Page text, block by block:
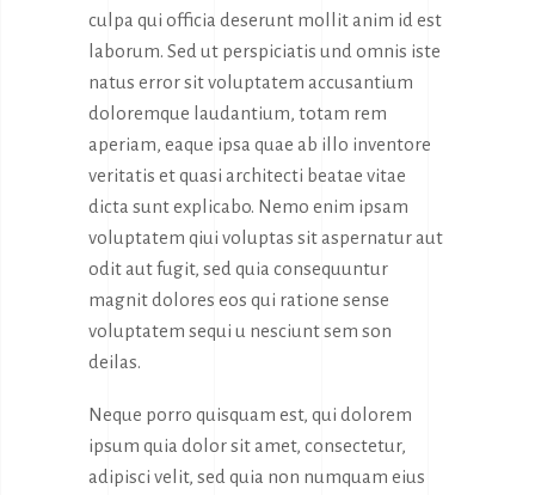
culpa qui officia deserunt mollit anim id est
laborum. Sed ut perspiciatis und omnis iste
natus error sit voluptatem accusantium
doloremque laudantium, totam rem
aperiam, eaque ipsa quae ab illo inventore
veritatis et quasi architecti beatae vitae
dicta sunt explicabo. Nemo enim ipsam
voluptatem qiui voluptas sit aspernatur aut
odit aut fugit, sed quia consequuntur
magnit dolores eos qui ratione sense
voluptatem sequi u nesciunt sem son
deilas.
Neque porro quisquam est, qui dolorem
ipsum quia dolor sit amet, consectetur,
adipisci velit, sed quia non numquam eius